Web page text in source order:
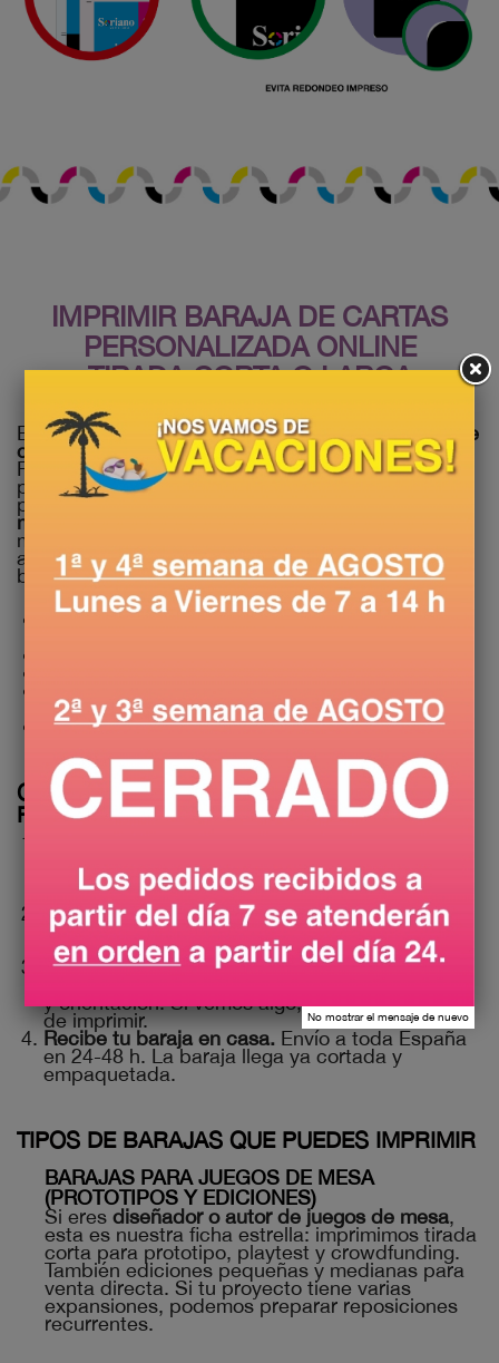
IMPRIMIR BARAJA DE CARTAS
PERSONALIZADA ONLINE
TIRADA CORTA O LARGA
En Copistería Soriano puedesimprimir tu baraja de
cartas personalizada onlinedesde 1 unidad.
Formato estándar de poker63 × 88 mm, papel
premium, acabado opcional
profesional. Ideal para
mesa
magia y juegos clásicos personalizados. Subes tu
archivo, eliges acabado y cantidad, y recibes la
baraja terminada en casa en24-48 horas.
Formato poker 63 × 88 mm (otros tamaños bajo
edición
Envío a toda España en 24-48 h
CÓMO IMPRIMIR TU BARAJA
PERSONALIZADA EN 4 PASOS
de sangrado por lado). También aceptamos
JPG, PNG, AI y EPS.
Elige opciones. Número de cartas, tipo de
papel, acabado linen sí/no, esquinas
redondeadas y cantidad de barajas.
Revisamos tu archivo.Comprobamos
y orientación. Si vemos algo, te avisamos antes
de imprimir.
Recibe tu baraja en casa. Envío a toda España
en 24-48 h. La baraja llega ya cortada y
empaquetada.
TIPOS DE BARAJAS QUE PUEDES IMPRIMIR
BARAJAS PARA JUEGOS DE MESA
(PROTOTIPOS Y EDICIONES)
Si eres diseñador o autor de juegos de mesa,
esta es nuestra ficha estrella: imprimimos tirada
corta para prototipo, playtest y crowdfunding.
También ediciones pequeñas y medianas para
venta directa. Si tu proyecto tiene varias
expansiones, podemos preparar reposiciones
recurrentes.
No mostrar el mensaje de nuevo